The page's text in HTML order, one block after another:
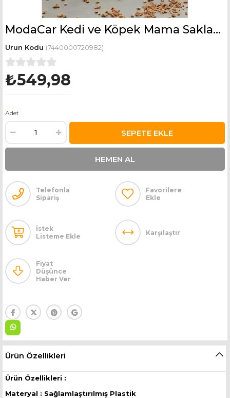
ModaCar Kedi ve Köpek Mama Saklama Kabı Sürgülü Kapaklı 5 Litre
(7440000720982)
₺549,98
Adet
Telefonla
Sipariş
Favorilere
Ekle
İstek
Listeme Ekle
Karşılaştır
Fiyat
Düşünce
Haber Ver
Ürün Özellikleri
Ürün Özellikleri :
Materyal : Sağlamlaştırılmış Plastik